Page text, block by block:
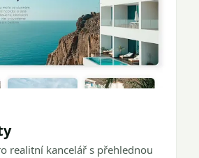
realitní kancelář s přehlednou